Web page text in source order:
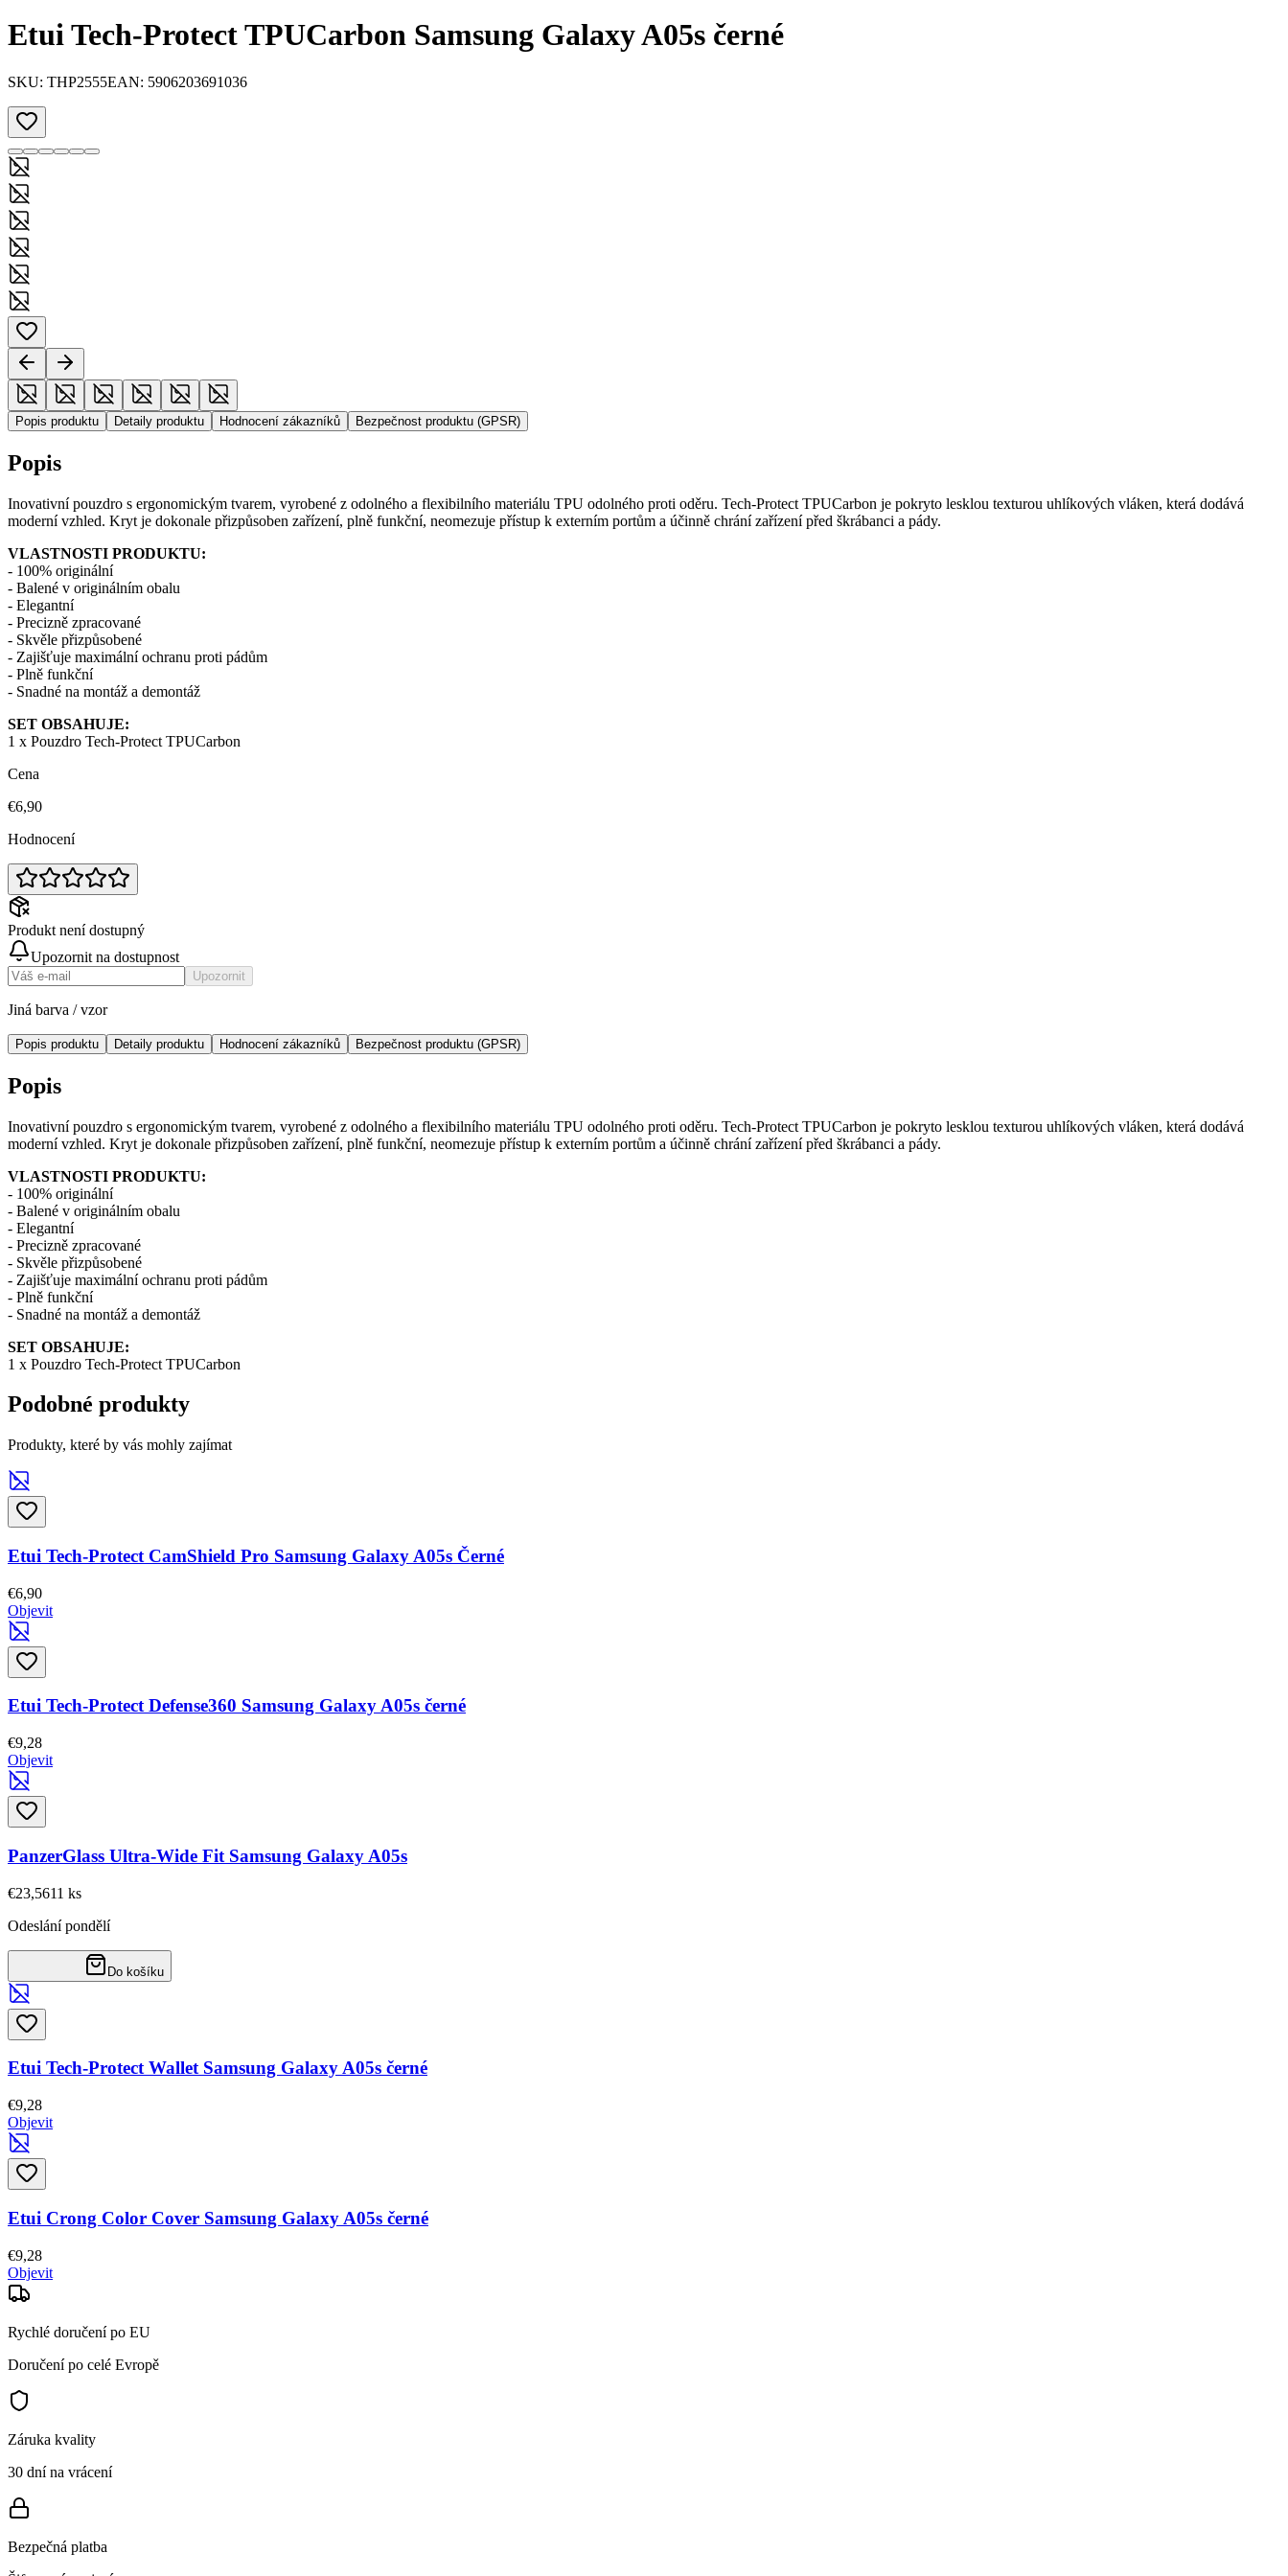
Etui Tech-Protect TPUCarbon Samsung Galaxy A05s černé
SKU: THP2555EAN: 5906203691036
Popis produktu Detaily produktu Hodnocení zákazníků Bezpečnost produktu (GPSR)
Popis
Inovativní pouzdro s ergonomickým tvarem, vyrobené z odolného a flexibilního materiálu TPU odolného proti oděru. Tech-Protect TPUCarbon je pokryto lesklou texturou uhlíkových vláken, která dodává
moderní vzhled. Kryt je dokonale přizpůsoben zařízení, plně funkční, neomezuje přístup k externím portům a účinně chrání zařízení před škrábanci a pády.
VLASTNOSTI PRODUKTU:
- 100% originální
- Balené v originálním obalu
- Elegantní
- Precizně zpracované
- Skvěle přizpůsobené
- Zajišťuje maximální ochranu proti pádům
- Plně funkční
- Snadné na montáž a demontáž
SET OBSAHUJE:
1 x Pouzdro Tech-Protect TPUCarbon
Cena
€6,90
Hodnocení
Produkt není dostupný
Upozornit na dostupnost
Upozornit
Jiná barva / vzor
Popis produktu Detaily produktu Hodnocení zákazníků Bezpečnost produktu (GPSR)
Popis
Inovativní pouzdro s ergonomickým tvarem, vyrobené z odolného a flexibilního materiálu TPU odolného proti oděru. Tech-Protect TPUCarbon je pokryto lesklou texturou uhlíkových vláken, která dodává
moderní vzhled. Kryt je dokonale přizpůsoben zařízení, plně funkční, neomezuje přístup k externím portům a účinně chrání zařízení před škrábanci a pády.
VLASTNOSTI PRODUKTU:
- 100% originální
- Balené v originálním obalu
- Elegantní
- Precizně zpracované
- Skvěle přizpůsobené
- Zajišťuje maximální ochranu proti pádům
- Plně funkční
- Snadné na montáž a demontáž
SET OBSAHUJE:
1 x Pouzdro Tech-Protect TPUCarbon
Podobné produkty
Produkty, které by vás mohly zajímat
Etui Tech-Protect CamShield Pro Samsung Galaxy A05s Černé
€6,90
Objevit
Etui Tech-Protect Defense360 Samsung Galaxy A05s černé
€9,28
Objevit
PanzerGlass Ultra-Wide Fit Samsung Galaxy A05s
€23,5611 ks
Odeslání pondělí
Do košíku
Etui Tech-Protect Wallet Samsung Galaxy A05s černé
€9,28
Objevit
Etui Crong Color Cover Samsung Galaxy A05s černé
€9,28
Objevit
Rychlé doručení po EU
Doručení po celé Evropě
Záruka kvality
30 dní na vrácení
Bezpečná platba